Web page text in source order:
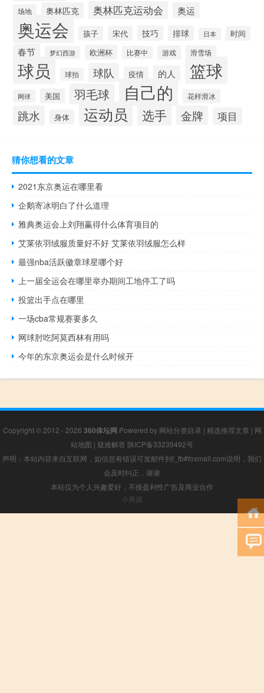
场地 奥林匹克 奥林匹克运动会 奥运
奥运会 孩子 宋代 技巧 排球 日本 时间
春节 梦幻西游 欧洲杯 比赛中 游戏 滑雪场
球员 球拍 球队 疫情 的人 篮球
网球 美国 羽毛球 自己的 花样滑冰
跳水 身体 运动员 选手 金牌 项目
猜你想看的文章
2021东京奥运在哪里看
企鹅寄冰明白了什么道理
雅典奥运会上刘翔赢得什么体育项目的
艾莱依羽绒服质量好不好 艾莱依羽绒服怎么样
最强nba活跃徽章球星哪个好
上一届全运会在哪里举办期间工地停工了吗
投篮出手点在哪里
一场cba常规赛要多久
网球肘吃阿莫西林有用吗
今年的东京奥运会是什么时候开
Copyright © 2012 - 2026 360体坛网 Powered by 网站分类目录 | 精选推荐文章 | 网
站地图 | 疑难解答 陕ICP备33239492号
声明：本站内容来自互联网，如信息有错误可发邮件到f_fb#foxmail.com说明，我们
会及时纠正，谢谢
本站仅为个人兴趣爱好，不接盈利性广告及商业合作
小男孩